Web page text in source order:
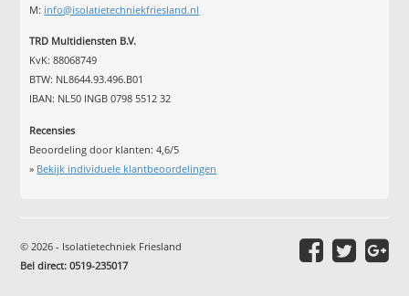
M: info@isolatietechniekfriesland.nl
TRD Multidiensten B.V.
KvK: 88068749
BTW: NL8644.93.496.B01
IBAN: NL50 INGB 0798 5512 32
Recensies
Beoordeling door klanten:4,6/5
» Bekijk individuele klantbeoordelingen
© 2026 - Isolatietechniek Friesland
Bel direct: 0519-235017